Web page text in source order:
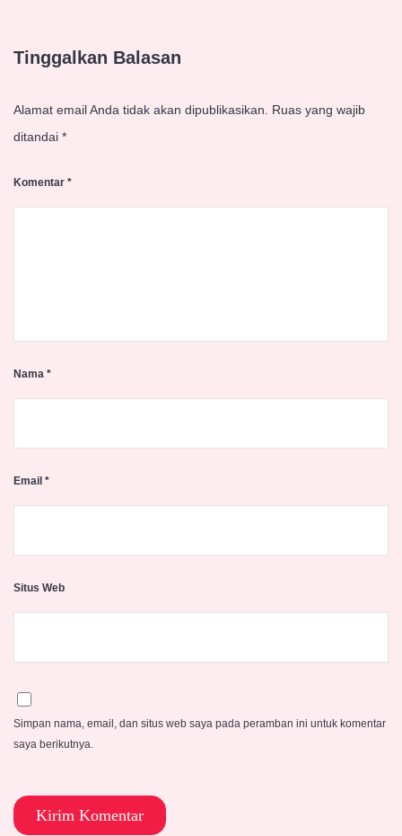
Tinggalkan Balasan
Alamat email Anda tidak akan dipublikasikan. Ruas yang wajib
ditandai *
Komentar *
Nama *
Email *
Situs Web
Simpan nama, email, dan situs web saya pada peramban ini untuk komentar
saya berikutnya.